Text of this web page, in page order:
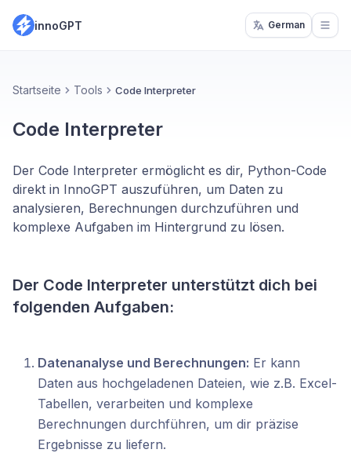
innoGPT German
Startseite Tools Code Interpreter
Code Interpreter
Der Code Interpreter ermöglicht es dir, Python-Code
direkt in InnoGPT auszuführen, um Daten zu
analysieren, Berechnungen durchzuführen und
komplexe Aufgaben im Hintergrund zu lösen.
Der Code Interpreter unterstützt dich bei
folgenden Aufgaben:
Datenanalyse und Berechnungen: Er kann
Daten aus hochgeladenen Dateien, wie z.B. Excel-
Tabellen, verarbeiten und komplexe
Berechnungen durchführen, um dir präzise
Ergebnisse zu liefern.